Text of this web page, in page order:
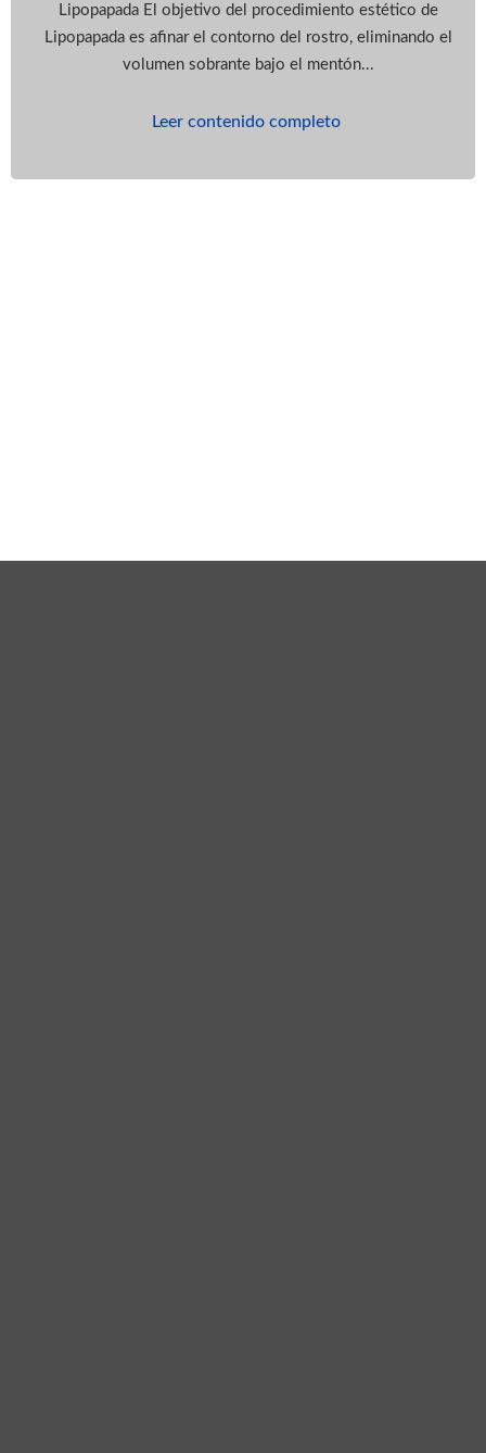
Lipopapada El objetivo del procedimiento estético de
Lipopapada es afinar el contorno del rostro, eliminando el
volumen sobrante bajo el mentón...
Leer contenido completo